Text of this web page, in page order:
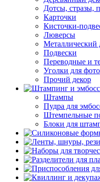
Дотсы, стразы,
Карточки
Кисточки-
Люверсы
Металлический
Подвески
Переводные и
Уголки для фото
Прочий декор
Штампы
Пудра для
Штемпельные
Блоки для